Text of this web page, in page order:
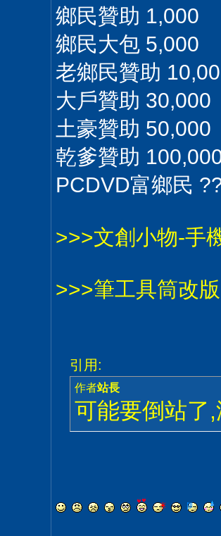
鄉民贊助 1,000
鄉民大包 5,000
老鄉民贊助
大戶贊助 30,000
土豪贊助 50,000
乾爹贊助
PCDVD富鄉民
>>>文創小物-手
>>>筆工具筒改
引用:
作者站長
可能要倒站了